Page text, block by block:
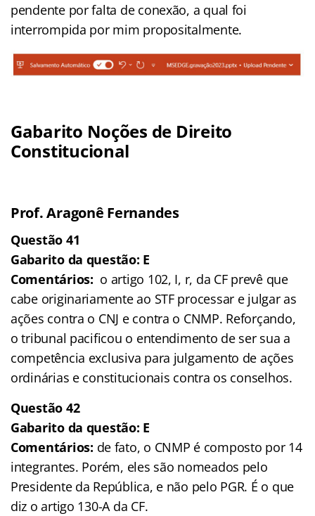
pendente por falta de conexão, a qual foi
interrompida por mim propositalmente.
Gabarito Noções de Direito
Constitucional
Prof. Aragonê Fernandes
Questão 41
Gabarito da questão: E
Comentários: o artigo 102, I, r, da CF prevê que
cabe originariamente ao STF processar e julgar as
ações contra o CNJ e contra o CNMP. Reforçando,
o tribunal pacificou o entendimento de ser sua a
competência exclusiva para julgamento de ações
ordinárias e constitucionais contra os conselhos.
Questão 42
Gabarito da questão: E
Comentários: de fato, o CNMP é composto por 14
integrantes. Porém, eles são nomeados pelo
Presidente da República, e não pelo PGR. É o que
diz o artigo 130-A da CF.